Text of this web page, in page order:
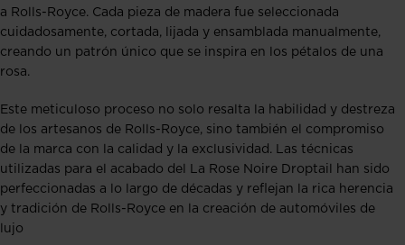
a Rolls-Royce. Cada pieza de madera fue seleccionada
cuidadosamente, cortada, lijada y ensamblada manualmente,
creando un patrón único que se inspira en los pétalos de una
rosa.
Este meticuloso proceso no solo resalta la habilidad y destreza
de los artesanos de Rolls-Royce, sino también el compromiso
de la marca con la calidad y la exclusividad. Las técnicas
utilizadas para el acabado del La Rose Noire Droptail han sido
perfeccionadas a lo largo de décadas y reflejan la rica herencia
y tradición de Rolls-Royce en la creación de automóviles de
lujo